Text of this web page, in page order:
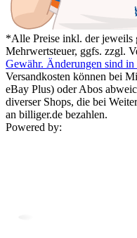
*Alle Preise inkl. der jeweils
Mehrwertsteuer, ggfs. zzgl.
Gewähr. Änderungen sind
Versandkosten können bei
eBay Plus) oder Abos
diverser Shops, die bei
an billiger.de bezahlen.
Powered by: